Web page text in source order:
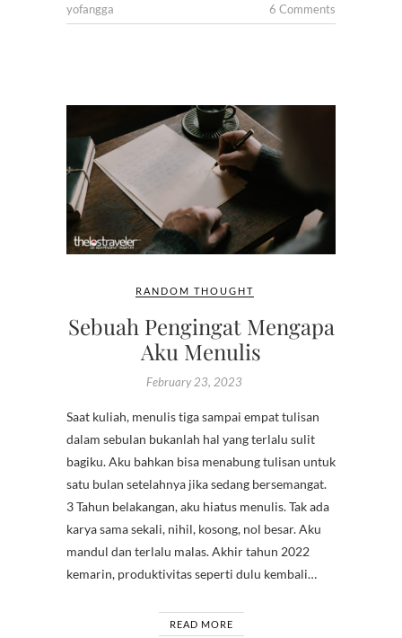
yofangga 6 Comments
RANDOM THOUGHT
Sebuah Pengingat Mengapa
Aku Menulis
February 23, 2023
Saat kuliah, menulis tiga sampai empat tulisan
dalam sebulan bukanlah hal yang terlalu sulit
bagiku. Aku bahkan bisa menabung tulisan untuk
satu bulan setelahnya jika sedang bersemangat.
3 Tahun belakangan, aku hiatus menulis. Tak ada
karya sama sekali, nihil, kosong, nol besar. Aku
mandul dan terlalu malas. Akhir tahun 2022
kemarin, produktivitas seperti dulu kembali…
READ MORE